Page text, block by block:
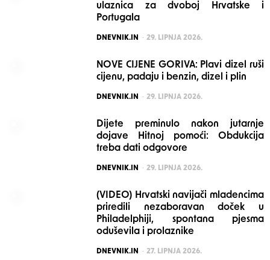
ulaznica za dvoboj Hrvatske i
Portugala
POSTED
DNEVNIK.IN 29. LIPNJA 2026.
NOVE CIJENE GORIVA: Plavi dizel ruši
cijenu, padaju i benzin, dizel i plin
POSTED
DNEVNIK.IN 29. LIPNJA 2026.
Dijete preminulo nakon jutarnje
dojave Hitnoj pomoći: Obdukcija
treba dati odgovore
POSTED
DNEVNIK.IN 29. LIPNJA 2026.
(VIDEO) Hrvatski navijači mladencima
priredili nezaboravan doček u
Philadelphiji, spontana pjesma
oduševila i prolaznike
POSTED
DNEVNIK.IN 27. LIPNJA 2026.